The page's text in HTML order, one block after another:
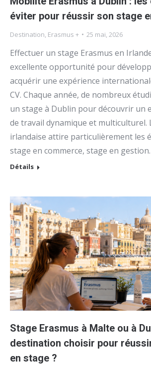
éviter pour réussir son stage
Destination Erasmus + 25 mai, 2026
Effectuer un stage Erasmus en
excellente opportunité pour
acquérir une expérience
CV. Chaque année, de nombreux
un stage à Dublin pour découvrir un
de travail dynamique et multiculturel.
irlandaise attire particulièrement les
stage en commerce, stage en
Détails
Stage Erasmus à Malte ou à
destination choisir pour
en stage ?